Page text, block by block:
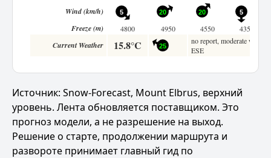
Источник: Snow-Forecast, Mount Elbrus, верхний
уровень. Лента обновляется поставщиком. Это
прогноз модели, а не разрешение на выход.
Решение о старте, продолжении маршрута и
развороте принимает главный гид по